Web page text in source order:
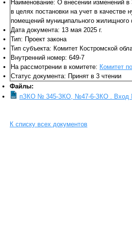
Наименование: О внесении изменений
в целях постановки на учет в
помещений муниципального
Дата документа: 13 мая 2025 г.
Тип: Проект закона
Тип субъекта: Комитет Костромской
Внутренний номер: 649-7
На рассмотрении в комитете: Комитет
Статус документа: Принят в 3 чтении
Файлы:
пЗКО № 345-ЗКО, №47-6-ЗКО . Вход
К списку всех документов